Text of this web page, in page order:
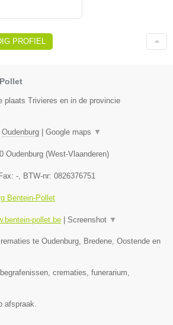
PROFIEL
plaats Trivieres en in de provincie
Oudenburg | Google maps ▼
Oudenburg (West-Vlaanderen)
Fax: - , BTW-nr: 0826376751
Bentein-Pollet
pollet.be | Screenshot ▼
te Oudenburg, Bredene, Oostende en
crematies, funerarium,
afspraak.